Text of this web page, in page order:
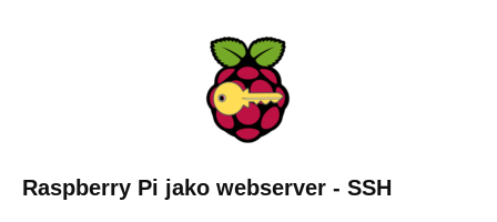
Raspberry Pi jako webserver - SSH